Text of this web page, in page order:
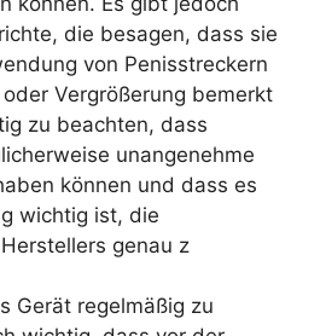
die besagen, dass sie
von Penisstreckern
Vergrößerung bemerkt
zu beachten, dass
unangenehme
können und dass es
wichtig ist, die
genau z
Gerät regelmäßig zu